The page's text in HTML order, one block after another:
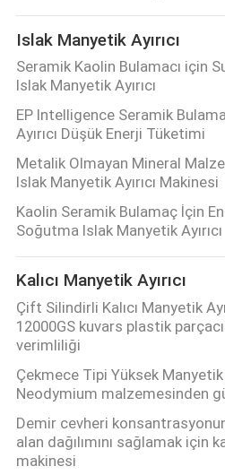
Islak Manyetik Ayırıcı
Seramik Kaolin Bulamacı için
Islak Manyetik Ayırıcı
EP Intelligence Seramik
Ayırıcı Düşük Enerji Tüketimi
Metalik Olmayan Mineral
Islak Manyetik Ayırıcı Makinesi
Kaolin Seramik Bulamaç İçin
Soğutma Islak Manyetik Ayırıcı
Kalıcı Manyetik Ayırıcı
Çift Silindirli Kalıcı Manyetik
12000GS kuvars plastik
verimliliği
Çekmece Tipi Yüksek Manyetik
Neodymium malzemesinden
Demir cevheri
alan dağılımını sağlamak için
makinesi